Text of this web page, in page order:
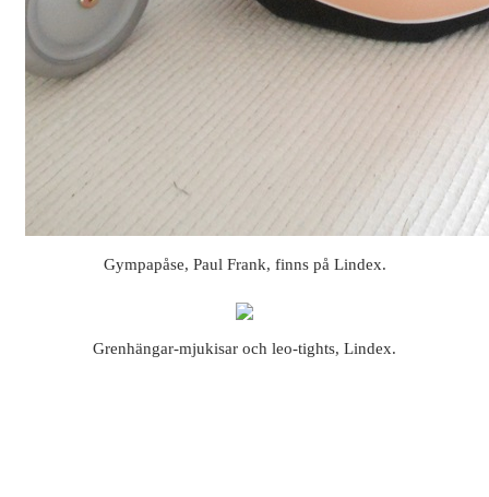
Gympapåse, Paul Frank, finns på Lindex.
Grenhängar-mjukisar och leo-tights, Lindex.